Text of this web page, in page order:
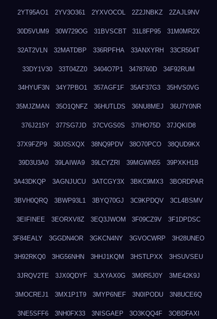
2YT95AO1 2YV3O361 2YXVOCOL 2Z2JNBKZ 2ZAJL9NV
30D5VUM9 30W729OG 31BVSCBT 31L8FP95 31M0MR2X
32AT2VLN 32MATDBP 336RPFHA 33ANXYRH 33CR504T
33DY1V30 33T04ZZ0 3404O7P1 3478760D 34F92RUM
34HYUF3N 34Y7PBO1 357AGF1F 35AF37G3 35HVS0VG
35MJZMAN 35O1QNFZ 36HUTLDS 36NU8MEJ 36U7Y0NR
376J215Y 377SG7JD 37CVGS0S 37IHO75D 37JQKID8
37X9FZP9 38J0SXQX 38NQ9PDV 38O70PCO 38QUD9KX
39D3U3A0 39LAIWA9 39LCYZRI 39MGWN55 39PXKH1B
3A43DKQP 3AGNJUCU 3ATCGY3X 3BKC9MX3 3BORDPAR
3BVH0QRQ 3BWP93L1 3BYQ70GJ 3C9KPDQV 3CL4BSMV
3EIFINEE 3EORXV8Z 3EQ3JWOM 3F09CZ9V 3F1DPDSC
3F84EALY 3GGDN4OR 3GKCN4NY 3GVOCWRP 3H28UNEO
3H92RKQ0 3HG56NHN 3HHJ1KQM 3HSTLPXX 3HSUVSEU
3JRQV2TE 3JX0QDYF 3LXYAX0G 3M0R5J0Y 3ME42K9J
3MOCREJ1 3MX1P1T9 3MYP6NEF 3N0IPODU 3N8UCE6Q
3NE5SFF6 3NH0FX33 3NISGAEP 3O3KQQ4F 3OBDFAXI